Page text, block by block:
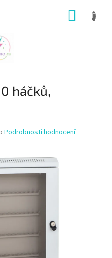
háčků,
Podrobnosti hodnocení